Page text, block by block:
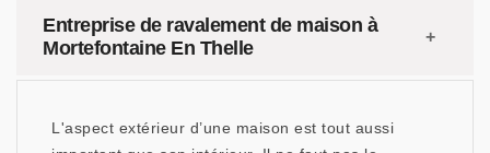
Entreprise de ravalement de maison à
Mortefontaine En Thelle
L'aspect extérieur d’une maison est tout aussi